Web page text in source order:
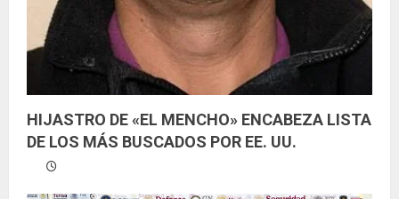
HIJASTRO DE «EL MENCHO» ENCABEZA LISTA
DE LOS MÁS BUSCADOS POR EE. UU.